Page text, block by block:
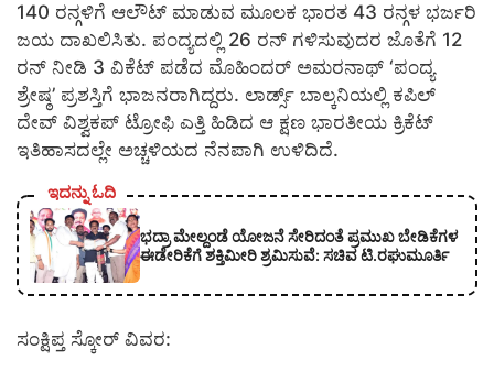
140 ರನ್ಗಳಿಗೆ ಆಲೌಟ್ ಮಾಡುವ ಮೂಲಕ ಭಾರತ 43 ರನ್ಗಳ ಭರ್ಜರಿ
ಜಯ ದಾಖಲಿಸಿತು. ಪಂದ್ಯದಲ್ಲಿ 26 ರನ್ ಗಳಿಸುವುದರ ಜೊತೆಗೆ 12
ರನ್ ನೀಡಿ 3 ವಿಕೆಟ್ ಪಡೆದ ಮೊಹಿಂದರ್ ಅಮರನಾಥ್ ‘ಪಂದ್ಯ
ಶ್ರೇಷ್ಠ’ ಪ್ರಶಸ್ತಿಗೆ ಭಾಜನರಾಗಿದ್ದರು. ಲಾರ್ಡ್ಸ್ ಬಾಲ್ಕನಿಯಲ್ಲಿ ಕಪಿಲ್
ದೇವ್ ವಿಶ್ವಕಪ್ ಟ್ರೋಫಿ ಎತ್ತಿ ಹಿಡಿದ ಆ ಕ್ಷಣ ಭಾರತೀಯ ಕ್ರಿಕೆಟ್
ಇತಿಹಾಸದಲ್ಲೇ ಅಚ್ಚಳಿಯದ ನೆನಪಾಗಿ ಉಳಿದಿದೆ.
ಇದನ್ನು ಓದಿ
ಭದ್ರಾ ಮೇಲ್ದಂಡೆ ಯೋಜನೆ ಸೇರಿದಂತೆ ಪ್ರಮುಖ ಬೇಡಿಕೆಗಳ
ಈಡೇರಿಕೆಗೆ ಶಕ್ತಿಮೀರಿ ಶ್ರಮಿಸುವೆ: ಸಚಿವ ಟಿ.ರಘುಮೂರ್ತಿ
ಸಂಕ್ಷಿಪ್ತ ಸ್ಕೋರ್ ವಿವರ: